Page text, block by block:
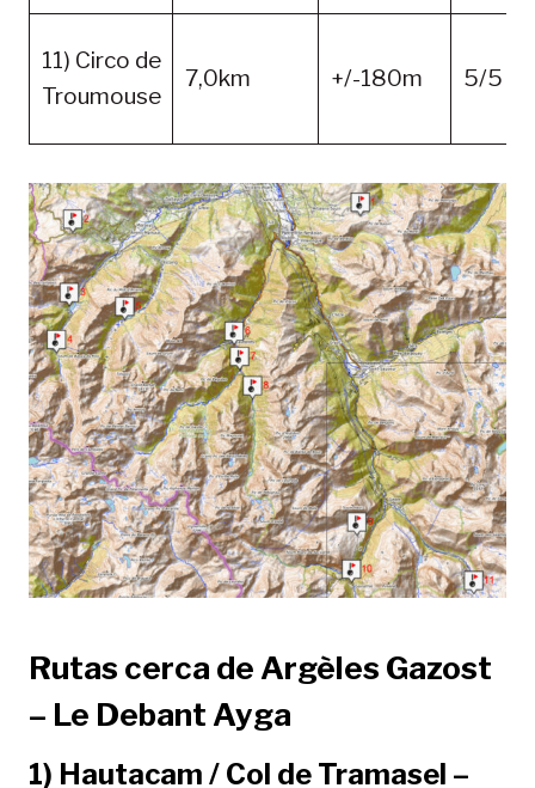
11) Circo de
Troumouse
7,0km +/-180m 5/5
Rutas cerca de Argèles Gazost
– Le Debant Ayga
1) Hautacam / Col de Tramasel –